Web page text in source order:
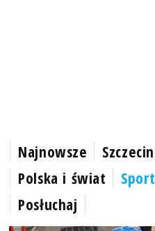
Najnowsze Szczecin
Polska i świat
Sport
Posłuchaj